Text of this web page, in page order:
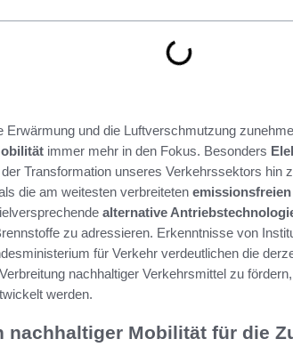
Erwärmung und die Luftverschmutzung
immer mehr in den Fokus. Besonders
Transformation unseres Verkehrssektors hin
die am weitesten verbreiteten
alternative
zu adressieren. Erkenntnisse von
für Verkehr verdeutlichen die
nachhaltiger Verkehrsmittel zu
werden.
nachhaltiger Mobilität für die